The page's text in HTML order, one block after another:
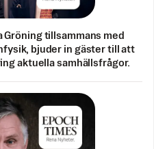
tillsammans med
bjuder in gäster till att
aktuella samhällsfrågor.